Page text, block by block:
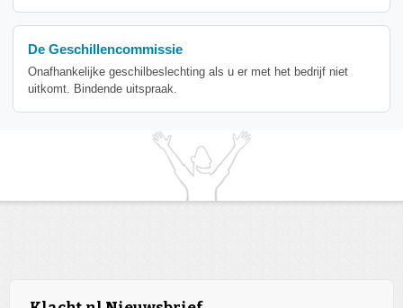
De Geschillencommissie
Onafhankelijke geschilbeslechting als u er met het bedrijf niet
uitkomt. Bindende uitspraak.